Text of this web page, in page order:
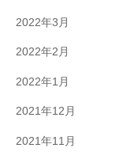
2022年3月
2022年2月
2022年1月
2021年12月
2021年11月